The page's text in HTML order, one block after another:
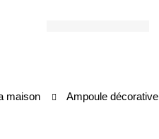
maison Ampoule décorative